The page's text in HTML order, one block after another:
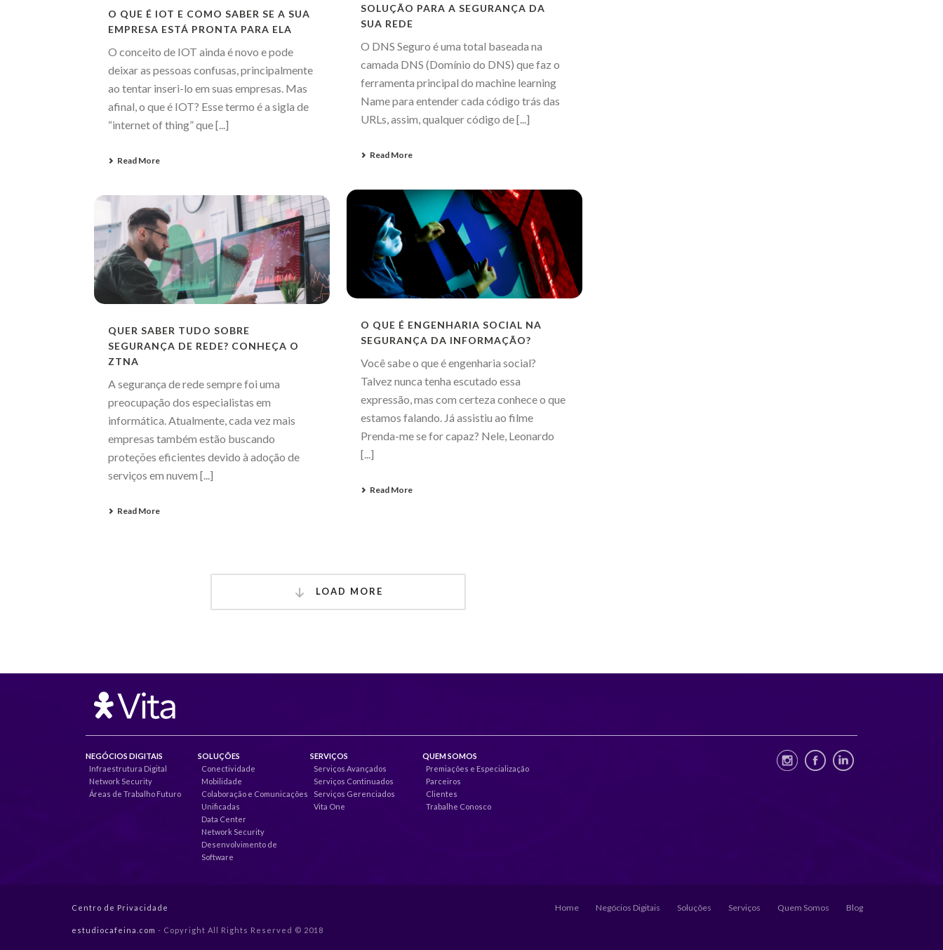
SOLUÇÃO PARA A SEGURANÇA DA
SUA REDE
O DNS Seguro é uma total baseada na
camada DNS (Domínio do DNS) que faz o
ferramenta principal do machine learning
Name para entender cada código trás das
URLs, assim, qualquer código de [...]
Read More
O QUE É IOT E COMO SABER SE A SUA
EMPRESA ESTÁ PRONTA PARA ELA
O conceito de IOT ainda é novo e pode
deixar as pessoas confusas, principalmente
ao tentar inseri-lo em suas empresas. Mas
afinal, o que é IOT? Esse termo é a sigla de
“internet of thing” que [...]
Read More
O QUE É ENGENHARIA SOCIAL NA
SEGURANÇA DA INFORMAÇÃO?
Você sabe o que é engenharia social?
Talvez nunca tenha escutado essa
expressão, mas com certeza conhece o que
estamos falando. Já assistiu ao filme
Prenda-me se for capaz? Nele, Leonardo
[...]
Read More
QUER SABER TUDO SOBRE
SEGURANÇA DE REDE? CONHEÇA O
ZTNA
A segurança de rede sempre foi uma
preocupação dos especialistas em
informática. Atualmente, cada vez mais
empresas também estão buscando
proteções eficientes devido à adoção de
serviços em nuvem [...]
Read More
LOAD MORE
NEGÓCIOS DIGITAIS
Infraestrutura Digital
Network Security
Áreas de Trabalho Futuro
SOLUÇÕES
Conectividade
Mobilidade
Colaboração e Comunicações
Unificadas
Data Center
Network Security
Desenvolvimento de
Software
SERVIÇOS
Serviços Avançados
Serviços Continuados
Serviços Gerenciados
Vita One
QUEM SOMOS
Premiações e Especialização
Parceiros
Clientes
Trabalhe Conosco
Centro de Privacidade
estudiocafeina.com - Copyright All Rights Reserved © 2018
Home Negócios Digitais Soluções Serviços Quem Somos Blog